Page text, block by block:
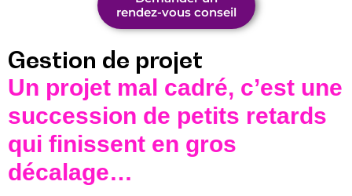
Gestion de projet
Un projet mal cadré, c’est une
succession de petits retards
qui finissent en gros
décalage…
rendez-vous conseil